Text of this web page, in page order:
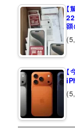
【
額
【